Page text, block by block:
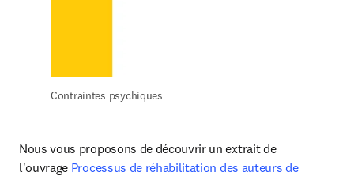
Contraintes psychiques
Nous vous proposons de découvrir un extrait de
l'ouvrage Processus de réhabilitation des auteurs de